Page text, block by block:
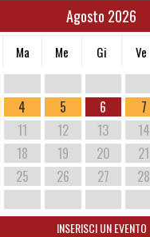
Agosto 2026
Ma Me Gi Ve
4 5 6 7
11 12 13 14
18 19 20 21
25 26 27 28
INSERISCI UN EVENTO